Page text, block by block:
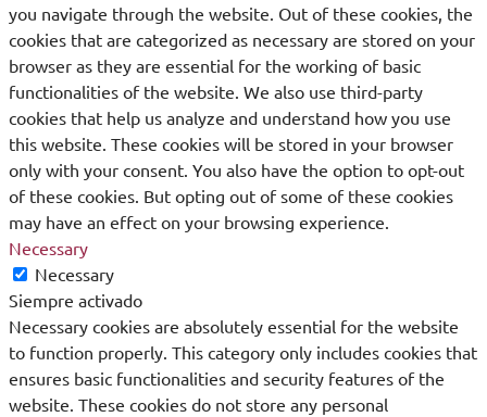
you navigate through the website. Out of these cookies, the
cookies that are categorized as necessary are stored on your
browser as they are essential for the working of basic
functionalities of the website. We also use third-party
cookies that help us analyze and understand how you use
this website. These cookies will be stored in your browser
only with your consent. You also have the option to opt-out
of these cookies. But opting out of some of these cookies
may have an effect on your browsing experience.
Necessary
Necessary
Siempre activado
Necessary cookies are absolutely essential for the website
to function properly. This category only includes cookies that
ensures basic functionalities and security features of the
website. These cookies do not store any personal